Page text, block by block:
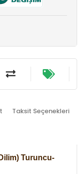
Taksit Seçenekleri
Turuncu-